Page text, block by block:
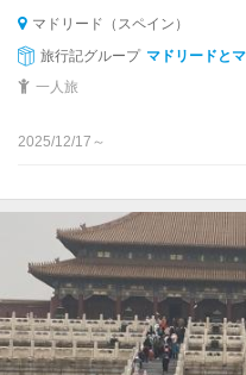
マドリード（スペイン）
旅行記グループ マドリードと
一人旅
2025/12/17～